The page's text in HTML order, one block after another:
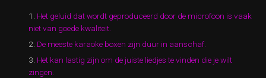
Het geluid dat wordt geproduceerd door de microfoon is vaak
niet van goede kwaliteit.
De meeste karaoke boxen zijn duur in aanschaf.
Het kan lastig zijn om de juiste liedjes te vinden die je wilt
zingen.